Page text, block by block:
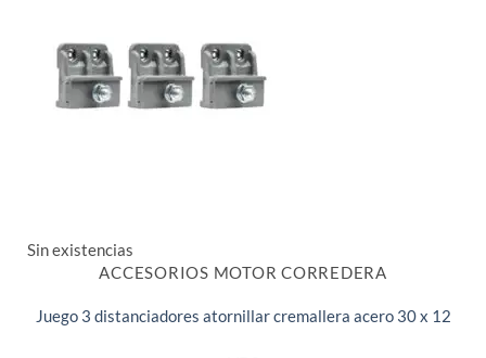
Sin existencias
ACCESORIOS MOTOR CORREDERA
Juego 3 distanciadores atornillar cremallera acero 30 x 12